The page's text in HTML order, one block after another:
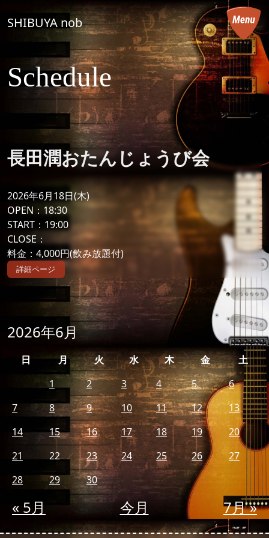
コンテンツへスキップ
メインナビゲーション
SHIBUYA nob
Schedule
長田潤おたんじょうび会
2026年6月18日(木)
OPEN：18:30
START：19:00
CLOSE：
料金：4,000円(飲み放題付)
詳細ページ
2026年6月
日 月 火 水 木 金 土
« 5月 今月 7月 »
1 2 3 4 5
6
7
8 9 10 11 12
13
14
15 16 17 18 19
20
21
22 23 24 25 26
27
28
29 30